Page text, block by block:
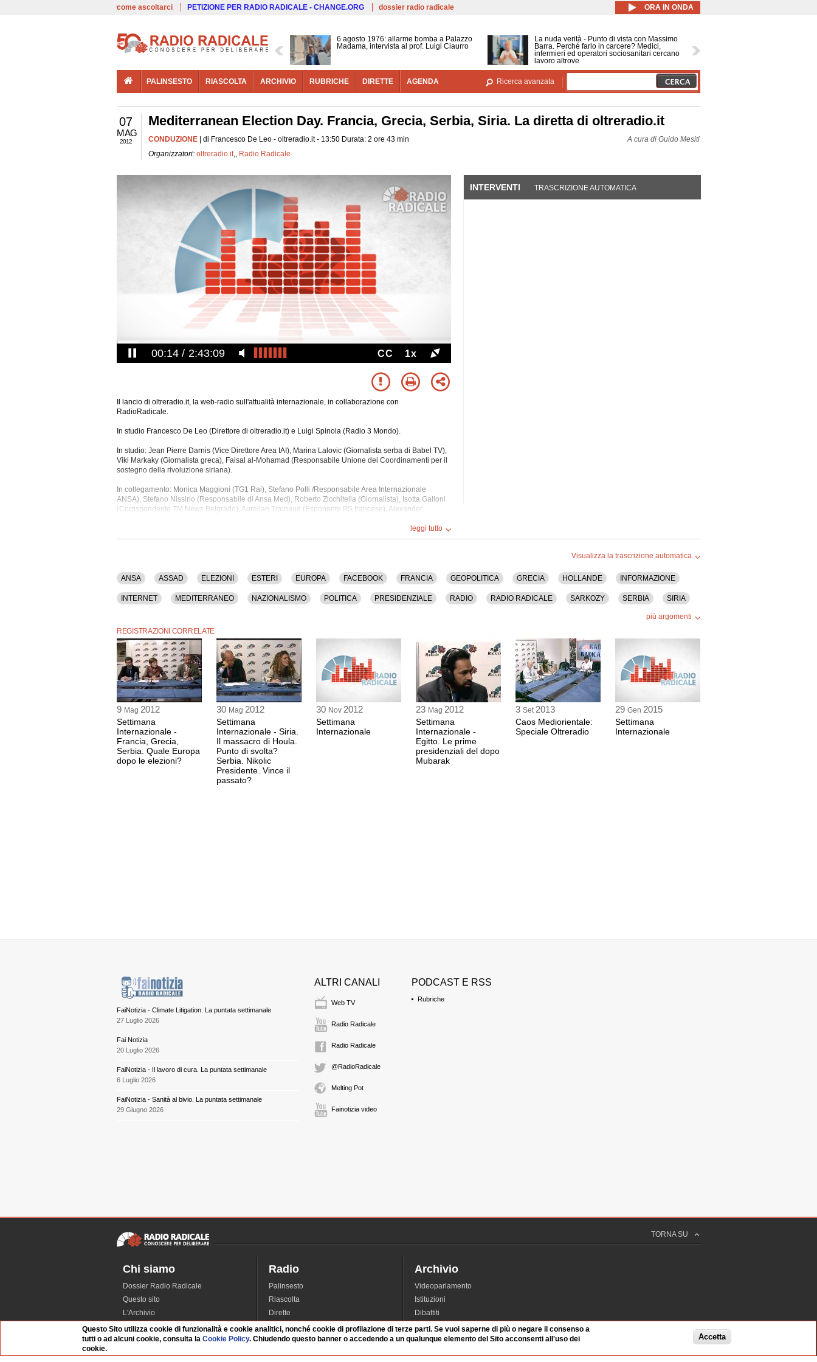
Salta al contenuto principale
come ascoltarci PETIZIONE PER RADIO RADICALE - CHANGE.ORG dossier radio radicale ORA IN ONDA
6 agosto 1976: allarme bomba a Palazzo
Madama, intervista al prof. Luigi Ciaurro
La nuda verità - Punto di vista con Massimo
Barra. Perché farlo in carcere? Medici,
infermieri ed operatori sociosanitari cercano
lavoro altrove
PALINSESTO RIASCOLTA ARCHIVIO RUBRICHE DIRETTE AGENDA Ricerca avanzata
07
MAG
2012
Mediterranean Election Day. Francia, Grecia, Serbia, Siria. La diretta di oltreradio.it
CONDUZIONE | di Francesco De Leo - oltreradio.it - 13:50 Durata: 2 ore 43 min A cura di Guido Mesiti
Organizzatori: oltreradio.it,, Radio Radicale
00:14 2:43:09 CC 1x
Il lancio di oltreradio.it, la web-radio sull'attualità internazionale, in collaborazione con
RadioRadicale.
In studio Francesco De Leo (Direttore di oltreradio.it) e Luigi Spinola (Radio 3 Mondo).
In studio: Jean Pierre Darnis (Vice Direttore Area IAI), Marina Lalovic (Giornalista serba di Babel TV),
Viki Markaky (Giornalista greca), Faisal al-Mohamad (Responsabile Unione dei Coordinamenti per il
sostegno della rivoluzione siriana).
In collegamento: Monica Maggioni (TG1 Rai), Stefano Polli /Responsabile Area Internazionale
ANSA), Stefano Nissirio (Responsabile di Ansa Med), Roberto Zicchitella (Giornalista), Isotta Galloni
(Corrispondente TM News Belgrado), Aurelian Trainaud (Esponente PS francese), Alexander
(Senatore PDL), Massimo Nava (Editorialista Corriere della Sera), Silvia Francescon (Capo Ufficio
Italia ECFR), Alberto Toscano (Presidente Associazione Stampa Europea a Parigi), Roberto Toscano
speciale del Corriere della Sera).
leggi tutto
INTERVENTI (SCHEDA ATTIVA)
TRASCRIZIONE AUTOMATICA
Visualizza la trascrizione automatica
ANSA ASSAD ELEZIONI ESTERI EUROPA FACEBOOK FRANCIA GEOPOLITICA GRECIA HOLLANDE INFORMAZIONE
INTERNET MEDITERRANEO NAZIONALISMO POLITICA PRESIDENZIALE RADIO RADIO RADICALE SARKOZY SERBIA SIRIA
più argomenti
REGISTRAZIONI CORRELATE
9 Mag 2012
Settimana
Internazionale -
Francia, Grecia,
Serbia. Quale Europa
dopo le elezioni?
30 Mag 2012
Settimana
Internazionale - Siria.
Il massacro di Houla.
Punto di svolta?
Serbia. Nikolic
Presidente. Vince il
passato?
30 Nov 2012
Settimana
Internazionale
23 Mag 2012
Settimana
Internazionale -
Egitto. Le prime
presidenziali del dopo
Mubarak
3 Set 2013
Caos Mediorientale:
Speciale Oltreradio
29 Gen 2015
Settimana
Internazionale
FaiNotizia - Climate Litigation. La puntata settimanale
27 Luglio 2026
Fai Notizia
20 Luglio 2026
FaiNotizia - Il lavoro di cura. La puntata settimanale
6 Luglio 2026
FaiNotizia - Sanità al bivio. La puntata settimanale
29 Giugno 2026
ALTRI CANALI
Web TV
Radio Radicale
Radio Radicale
@RadioRadicale
Melting Pot
Fainotizia video
PODCAST E RSS
Rubriche
TORNA SU
Chi siamo
Dossier Radio Radicale
Questo sito
L'Archivio
Redazione
La musica da Requiem
Radio
Palinsesto
Riascolta
Dirette
Rubriche
Interviste
Archivio
Videoparlamento
Istituzioni
Dibattiti
Manifestazioni
Radicali
Questo Sito utilizza cookie di funzionalità e cookie analitici, nonché cookie di profilazione di terze parti. Se vuoi saperne di più o negare il consenso a
tutti o ad alcuni cookie, consulta laCookie Policy. Chiudendo questo banner o accedendo a un qualunque elemento del Sito acconsenti all'uso dei
cookie.
Accetta